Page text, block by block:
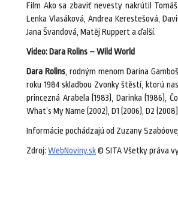
Film Ako sa zbaviť nevesty nakrútil
Lenka Vlasáková, Andrea Kerestešová,
Jana Švandová, Matěj Ruppert a ďalší.
Video: Dara Rolins – Wild World
Dara Rolins, rodným menom Darina
roku 1984 skladbou Zvonky štěstí, ktorú
princezná Arabela (1983), Darinka (1986),
What’s My Name (2002), D1 (2006), D2
Informácie pochádzajú od Zuzany
Zdroj: WebNoviny.sk© SITA Všetky práva